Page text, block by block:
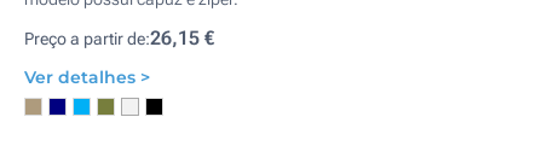
Preço a partir de:26,15 €
Ver detalhes >